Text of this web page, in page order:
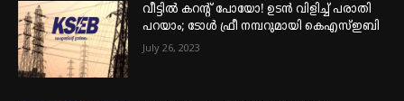
വീട്ടില്‍ കറന്റ് പോയോ! ഉടന്‍ വിളിച്ച് പരാതി
പറയാം; ടോള്‍ ഫ്രീ നമ്പറുമായി കെഎസ്ഇബി
July 26, 2023